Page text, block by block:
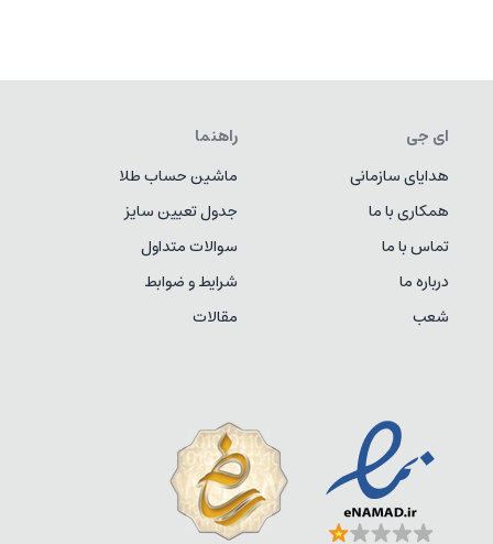
ای جی
هدایای سازمانی
همکاری با ما
تماس با ما
درباره ما
شعب
راهنما
ماشین حساب طلا
جدول تعیین سایز
سوالات متداول
شرایط و ضوابط
مقالات